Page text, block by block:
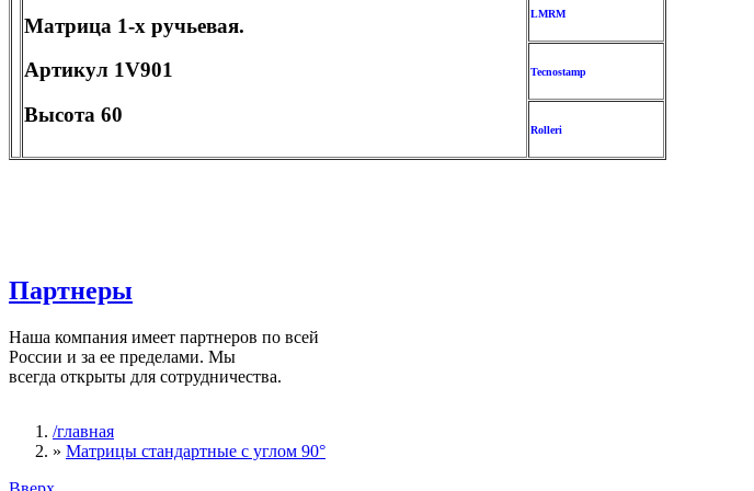
Матрица 1-х ручьевая.
Артикул 1V901
Высота 60
LMRM
Tecnostamp
Rolleri
Партнеры
Наша компания имеет партнеров по всей
России и за ее пределами. Мы
всегда открыты для сотрудничества.
Вы здесь
/главная
» Матрицы стандартные с углом 90°